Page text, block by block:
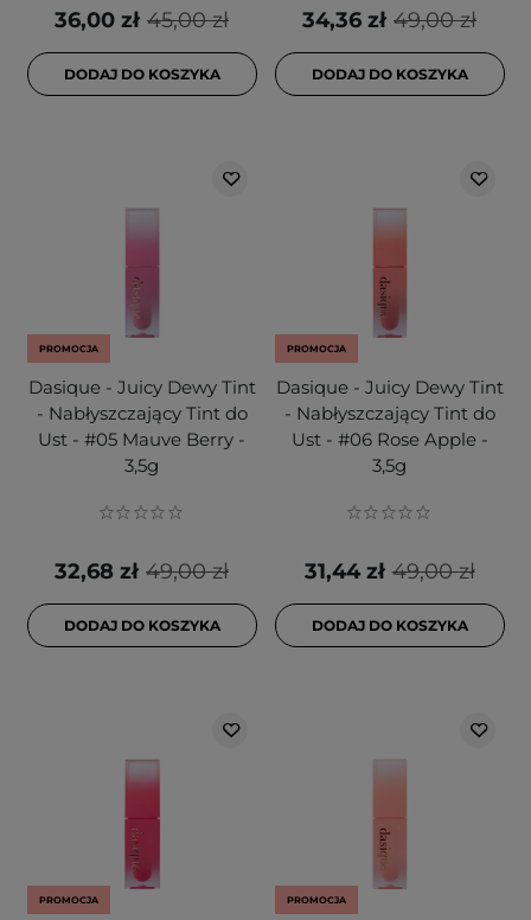
45,00 zł
36,00 zł
DODAJ DO KOSZYKA
49,00 zł
34,36 zł
DODAJ DO KOSZYKA
PROMOCJA
Dasique - Juicy Dewy Tint
- Nabłyszczający Tint do
Ust - #05 Mauve Berry -
3,5g
49,00 zł
32,68 zł
DODAJ DO KOSZYKA
PROMOCJA
Dasique - Juicy Dewy Tint
- Nabłyszczający Tint do
Ust - #06 Rose Apple -
3,5g
49,00 zł
31,44 zł
DODAJ DO KOSZYKA
PROMOCJA PROMOCJA